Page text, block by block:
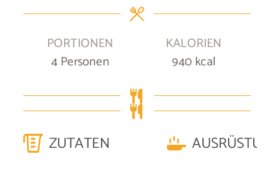
PORTIONEN
4 Personen
KALORIEN
940kcal
ZUTATEN